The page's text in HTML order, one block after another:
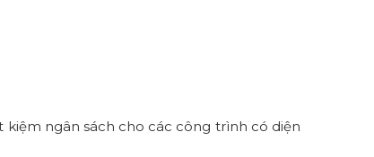
kiệm ngân sách cho các công trình có diện